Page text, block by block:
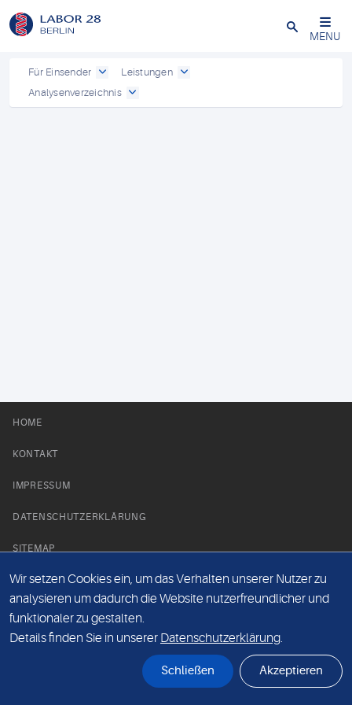
Schließen
MENU
Für Einsender
Leistungen
Analysenverzeichnis
HOME
KONTAKT
IMPRESSUM
DATENSCHUTZERKLÄRUNG
SITEMAP
NEWS PARTNER
Wir setzen Cookies ein, um das Verhalten unserer Nutzer zu
analysieren um dadurch die Website nutzerfreundlicher und
funktionaler zu gestalten.
Details finden Sie in unserer Datenschutzerklärung.
Schließen Akzeptieren